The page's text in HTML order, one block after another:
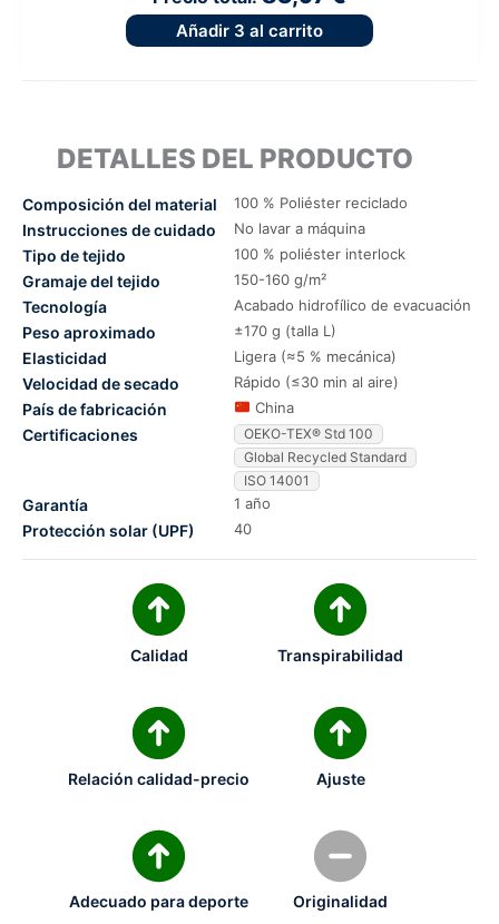
Añadir 3 al carrito
DETALLES DEL PRODUCTO
Composición del material 100 % Poliéster reciclado
Instrucciones de cuidado No lavar a máquina
Tipo de tejido 100 % poliéster interlock
Gramaje del tejido 150-160 g/m²
Tecnología Acabado hidrofílico de evacuación
Peso aproximado ±170 g (talla L)
Elasticidad Ligera (≈5 % mecánica)
Velocidad de secado Rápido (≤30 min al aire)
País de fabricación China
Certificaciones
OEKO-TEX® Std 100
Global Recycled Standard
ISO 14001
Garantía 1 año
Protección solar (UPF) 40
Calidad Transpirabilidad
Relación calidad-precio Ajuste
Adecuado para deporte Originalidad